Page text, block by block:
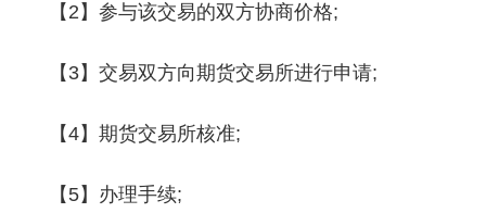
【2】参与该交易的双方协商价格;
【3】交易双方向期货交易所进行申请;
【4】期货交易所核准;
【5】办理手续;